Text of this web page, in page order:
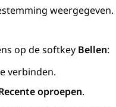
weergegeven.
op de softkey Bellen:
verbinden.
oproepen.